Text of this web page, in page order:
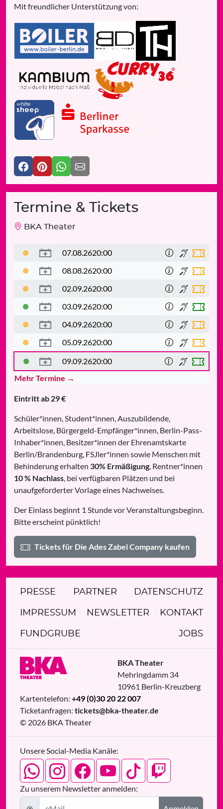
Mit freundlicher Unterstützung von:
Termine & Tickets
BKA Theater
07.08.2620:00
08.08.2620:00
02.09.2620:00
03.09.2620:00
04.09.2620:00
05.09.2620:00
09.09.2620:00
Mehr Termine →
Eintritt ab 29 €
Schüler*innen, Student*innen, Auszubildende,
Arbeitslose, Bürgergeld-Empfänger*innen, Berlin-Pass-
Inhaber*innen, Besitzer*innen der Ehrenamtskarte
Berlin/Brandenburg, FSJler*innen sowie Menschen mit
Behinderung erhalten 30% Ermäßigung, Rentner*innen
10 % Nachlass, bei verfügbaren Plätzen und bei
unaufgeforderter Vorlage eines Nachweises.
Der Einlass beginnt 1 Stunde vor Veranstaltungsbeginn.
Bitte erscheint pünktlich!
Tickets für Die Ades Zabel Company kaufen
PRESSE PARTNER DATENSCHUTZ
IMPRESSUM NEWSLETTER KONTAKT
FUNDGRUBE JOBS
BKA Theater
Mehringdamm 34
10961 Berlin-Kreuzberg
Kartentelefon: +49 (0)30 20 22 007
Ticketanfragen: tickets@bka-theater.de
© 2026 BKA Theater
Unsere Social-Media Kanäle:
Zu unserem Newsletter anmelden: